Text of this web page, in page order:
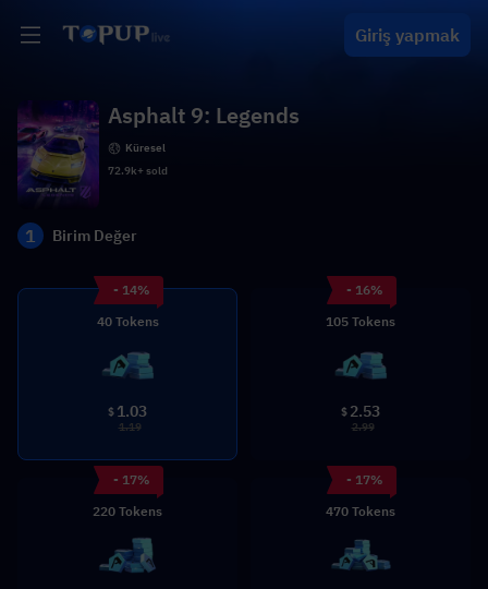
Giriş yapmak
Asphalt 9: Legends
Küresel
72.9k+ sold
1 Birim Değer
- 14%
40 Tokens
$ 1.03
1.19
- 16%
105 Tokens
$ 2.53
2.99
- 17%
220 Tokens
- 17%
470 Tokens